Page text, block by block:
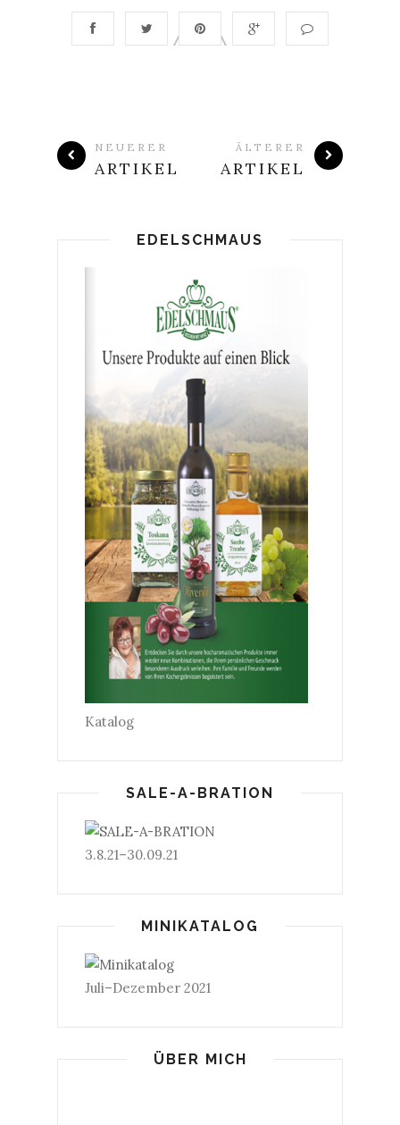
NEUERER
ARTIKEL
ÄLTERER
ARTIKEL
EDELSCHMAUS
Katalog
SALE-A-BRATION
3.8.21–30.09.21
MINIKATALOG
Juli–Dezember 2021
ÜBER MICH